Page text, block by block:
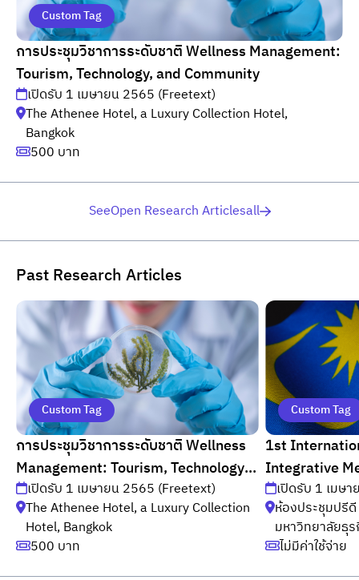
Custom Tag
การประชุมวิชาการระดับชาติ Wellness Management:
Tourism, Technology, and Community
เปิดรับ 1 เมษายน 2565 (Freetext)
The Athenee Hotel, a Luxury Collection Hotel,
Bangkok
500 บาท
SeeOpen Research Articlesall
Past Research Articles
Custom Tag
การประชุมวิชาการระดับชาติ Wellness
Management: Tourism, Technology,
and Community
เปิดรับ 1 เมษายน 2565 (Freetext)
The Athenee Hotel, a Luxury Collection
Hotel, Bangkok
500 บาท
Custom Tag
1st
Integrative
(ICIM 2019)
เปิดรับ 1 เมษ
ห้องประชุมปรี
มหาวิทยาลัยธุ
ไม่มีค่าใช้จ่าย